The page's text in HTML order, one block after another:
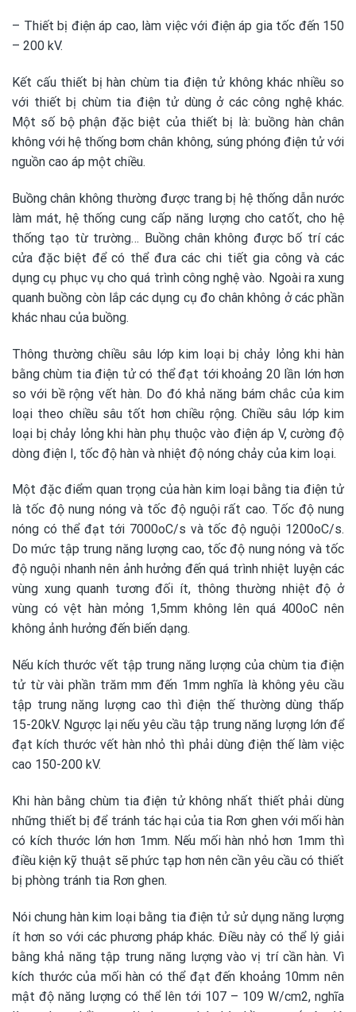
– Thiết bị điện áp cao, làm việc với điện áp gia tốc đến 150
– 200 kV.
Kết cấu thiết bị hàn chùm tia điện tử không khác nhiều so
với thiết bị chùm tia điện tử dùng ở các công nghệ khác.
Một số bộ phận đặc biệt của thiết bị là: buồng hàn chân
không với hệ thống bơm chân không, súng phóng điện tử với
nguồn cao áp một chiều.
Buồng chân không thường được trang bị hệ thống dẫn nước
làm mát, hệ thống cung cấp năng lượng cho catốt, cho hệ
thống tạo từ trường… Buồng chân không được bố trí các
cửa đặc biệt để có thể đưa các chi tiết gia công và các
dụng cụ phục vụ cho quá trình công nghệ vào. Ngoài ra xung
quanh buồng còn lắp các dụng cụ đo chân không ở các phần
khác nhau của buồng.
Thông thường chiều sâu lớp kim loại bị chảy lỏng khi hàn
bằng chùm tia điện tử có thể đạt tới khoảng 20 lần lớn hơn
so với bề rộng vết hàn. Do đó khả năng bám chắc của kim
loại theo chiều sâu tốt hơn chiều rộng. Chiều sâu lớp kim
loại bị chảy lỏng khi hàn phụ thuộc vào điện áp V, cường độ
dòng điện I, tốc độ hàn và nhiệt độ nóng chảy của kim loại.
Một đặc điểm quan trọng của hàn kim loại bằng tia điện tử
là tốc độ nung nóng và tốc độ nguội rất cao. Tốc độ nung
nóng có thể đạt tới 7000oC/s và tốc độ nguội 1200oC/s.
Do mức tập trung năng lượng cao, tốc độ nung nóng và tốc
độ nguội nhanh nên ảnh hưởng đến quá trình nhiệt luyện các
vùng xung quanh tương đối ít, thông thường nhiệt độ ở
vùng có vệt hàn mỏng 1,5mm không lên quá 400oC nên
không ảnh hưởng đến biến dạng.
Nếu kích thước vết tập trung năng lượng của chùm tia điện
tử từ vài phần trăm mm đến 1mm nghĩa là không yêu cầu
tập trung năng lượng cao thì điện thế thường dùng thấp
15-20kV. Ngược lại nếu yêu cầu tập trung năng lượng lớn để
đạt kích thước vết hàn nhỏ thì phải dùng điện thế làm việc
cao 150-200 kV.
Khi hàn bằng chùm tia điện tử không nhất thiết phải dùng
những thiết bị để tránh tác hại của tia Rơn ghen với mối hàn
có kích thước lớn hơn 1mm. Nếu mối hàn nhỏ hơn 1mm thì
điều kiện kỹ thuật sẽ phức tạp hơn nên cần yêu cầu có thiết
bị phòng tránh tia Rơn ghen.
Nói chung hàn kim loại bằng tia điện tử sử dụng năng lượng
ít hơn so với các phương pháp khác. Điều này có thể lý giải
bằng khả năng tập trung năng lượng vào vị trí cần hàn. Vì
kích thước của mối hàn có thể đạt đến khoảng 10mm nên
mật độ năng lượng có thể lên tới 107 – 109 W/cm2, nghĩa